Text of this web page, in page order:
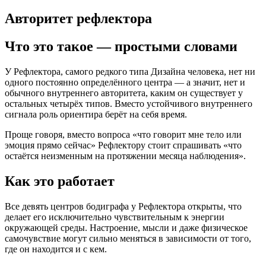
Авторитет рефлектора
Что это такое — простыми словами
У Рефлектора, самого редкого типа Дизайна человека, нет ни
одного постоянно определённого центра — а значит, нет и
обычного внутреннего авторитета, каким он существует у
остальных четырёх типов. Вместо устойчивого внутреннего
сигнала роль ориентира берёт на себя время.
Проще говоря, вместо вопроса «что говорит мне тело или
эмоция прямо сейчас» Рефлектору стоит спрашивать «что
остаётся неизменным на протяжении месяца наблюдения».
Как это работает
Все девять центров бодиграфа у Рефлектора открыты, что
делает его исключительно чувствительным к энергии
окружающей среды. Настроение, мысли и даже физическое
самочувствие могут сильно меняться в зависимости от того,
где он находится и с кем.